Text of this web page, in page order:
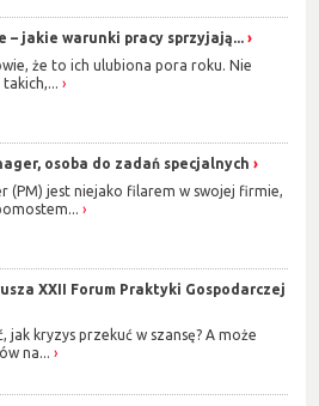
– jakie warunki pracy sprzyjają...
że to ich ulubiona pora roku. Nie
osoba do zadań specjalnych
(PM) jest niejako filarem w swojej firmie,
XXII Forum Praktyki Gospodarczej
jak kryzys przekuć w szansę? A może
na...